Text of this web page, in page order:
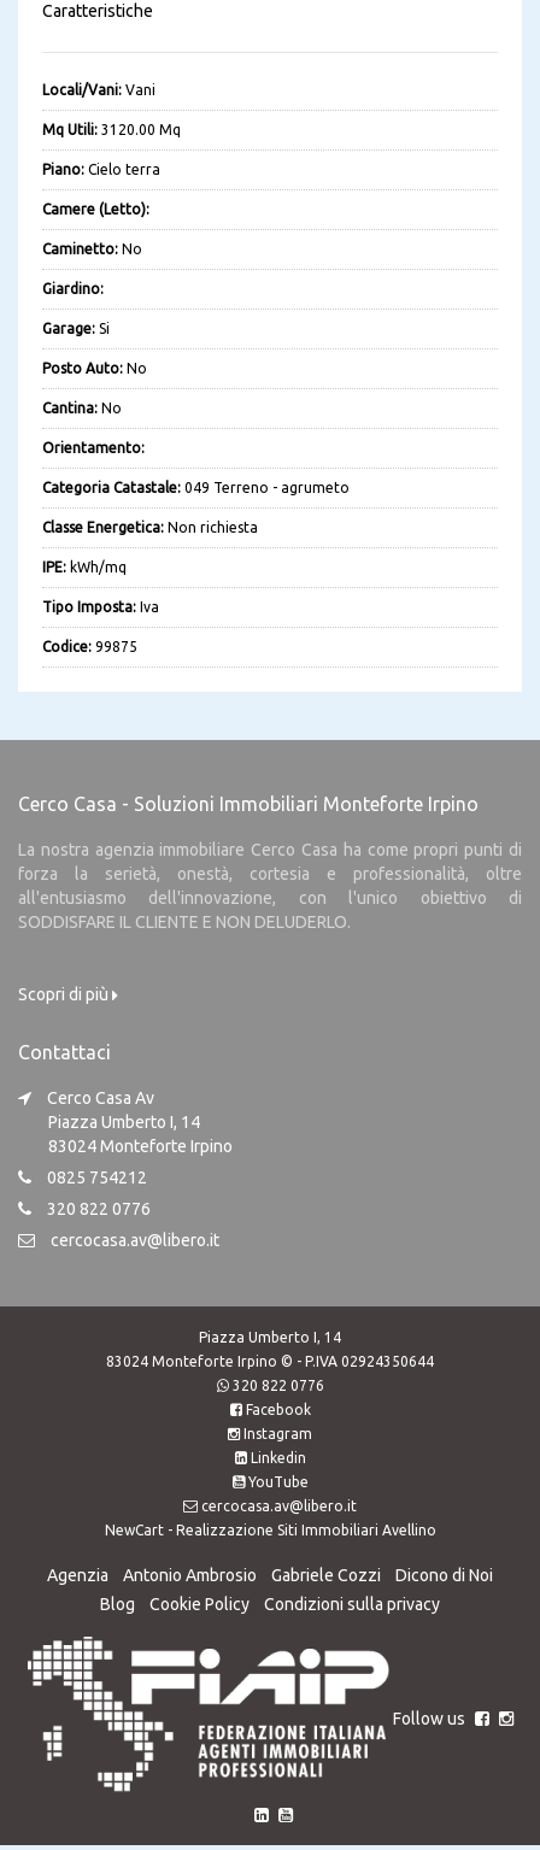
Caratteristiche
Locali/Vani: Vani
Mq Utili: 3120.00 Mq
Piano: Cielo terra
Camere (Letto):
Caminetto: No
Giardino:
Garage: Si
Posto Auto: No
Cantina: No
Orientamento:
Categoria Catastale: 049 Terreno - agrumeto
Classe Energetica: Non richiesta
IPE: kWh/mq
Tipo Imposta: Iva
Codice: 99875
Cerco Casa - Soluzioni Immobiliari Monteforte Irpino
La nostra agenzia immobiliare Cerco Casa ha come propri punti di
forza la serietà, onestà, cortesia e professionalità, oltre
all'entusiasmo dell'innovazione, con l'unico obiettivo di
SODDISFARE IL CLIENTE E NON DELUDERLO.
Scopri di più
Contattaci
Cerco Casa Av
Piazza Umberto I, 14
83024 Monteforte Irpino
0825 754212
320 822 0776
cercocasa.av@libero.it
Piazza Umberto I, 14
83024 Monteforte Irpino © - P.IVA 02924350644
320 822 0776
Facebook
Instagram
Linkedin
YouTube
cercocasa.av@libero.it
NewCart - Realizzazione Siti Immobiliari Avellino
Agenzia Antonio Ambrosio Gabriele Cozzi
Dicono di Noi
Blog
Cookie Policy Condizioni sulla privacy
Follow us